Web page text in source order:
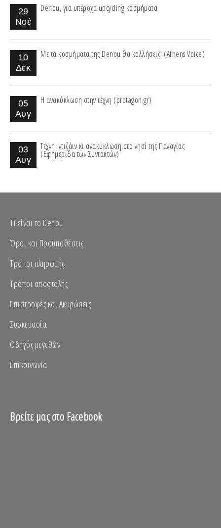
29
Νοέ
Denou, για υπέροχα upcycling κοσμήματα
10
Δεκ
Με τα κοσμήματα της Denou θα κολλήσεις! (Athens Voice)
05
Αυγ
Η ανακύκλωση στην τέχνη (protagon.gr)
03
Αυγ
Τέχνη, ντιζάιν κι ανακύκλωση στο νησί της Παναγίας
(Εφημερίδα των Συντακτών)
Τι είναι το Denou
Όροι και Προϋποθέσεις
Τρόποι πληρωμής
Τρόποι αποστολής
Επιστροφές και Ακυρώσεις
Συσκευασία
Οδηγός μεγεθών
Επικοινωνία
Βρείτε μας στο Facebook